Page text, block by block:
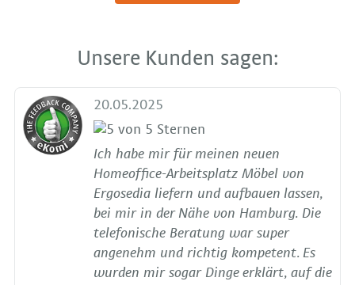
Unsere Kunden sagen:
20.05.2025
Ich habe mir für meinen neuen
Homeoffice-Arbeitsplatz Möbel von
Ergosedia liefern und aufbauen lassen,
bei mir in der Nähe von Hamburg. Die
telefonische Beratung war super
angenehm und richtig kompetent. Es
wurden mir sogar Dinge erklärt, auf die